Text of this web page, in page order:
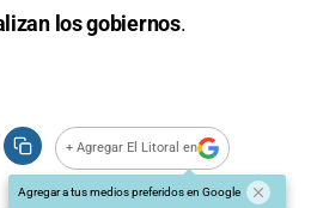
los gobiernos.
+ Agregar El Litoral en
Agregar a tus medios preferidos en Google